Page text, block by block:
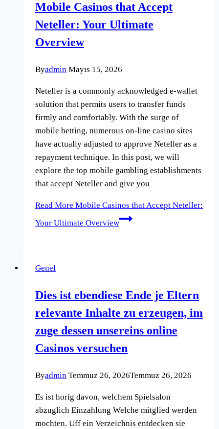
Mobile Casinos that Accept
Neteller: Your Ultimate
Overview
Byadmin Mayıs 15, 2026
Neteller is a commonly acknowledged e-wallet
solution that permits users to transfer funds
firmly and comfortably. With the surge of
mobile betting, numerous on-line casino sites
have actually adjusted to approve Neteller as a
repayment technique. In this post, we will
explore the top mobile gambling establishments
that accept Neteller and give you
Read More Mobile Casinos that Accept Neteller:
Your Ultimate Overview
Genel
Dies ist ebendiese Ende je Eltern
relevante Inhalte zu erzeugen, im
zuge dessen unsereins online
Casinos versuchen
Byadmin Temmuz 26, 2026Temmuz 26, 2026
Es ist horig davon, welchem Spielsalon
abzuglich Einzahlung Welche mitglied werden
mochten. Uff ein Verzeichnis entdecken sie